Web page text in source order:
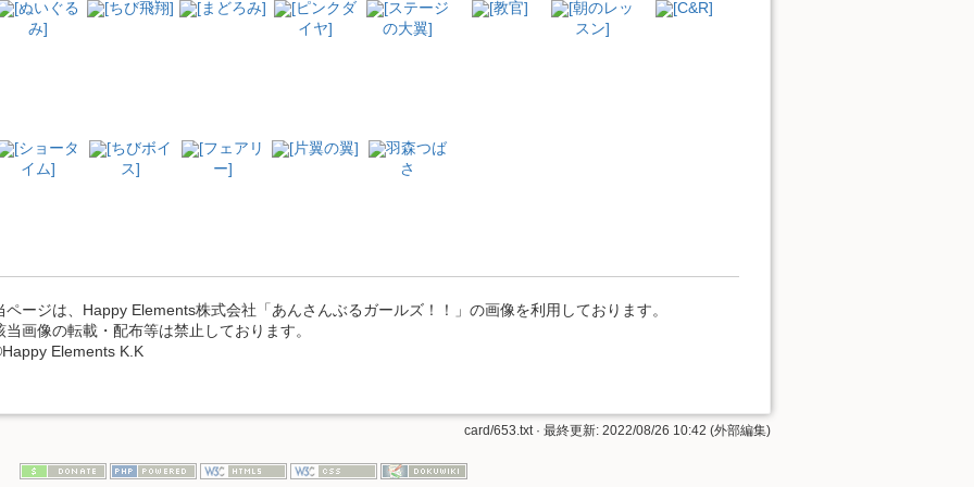
[ぬいぐる
み]
[ちび飛翔] [まどろみ]
[ピンクダ
イヤ]
[ステージ
の大翼]
[教官]
[朝のレッ
スン]
[C&R]
[ショータ
イム]
[ちびボイ
ス]
[フェアリ
ー]
[片翼の翼]
羽森つば
さ
ページは、Happy Elements株式会社「あんさんぶるガールズ！！」の画像を利用しております。
当画像の転載・配布等は禁止しております。
Elements K.K
card/653.txt· 最終更新: 2022/08/26 10:42 (外部編集)